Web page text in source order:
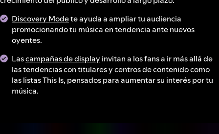
Discovery Modete ayuda a ampliar tu audiencia
promocionando tu música en tendencia ante nuevos
oyentes.
Lascampañas de display invitan a los fans a ir más allá de
las tendencias con titulares y centros de contenido como
las listas This Is, pensados para aumentar su interés por tu
música.